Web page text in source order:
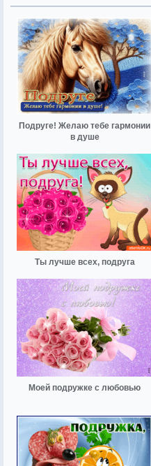
Подруге! Желаю тебе гармонии
в душе
Ты лучше всех, подруга
Моей подружке с любовью